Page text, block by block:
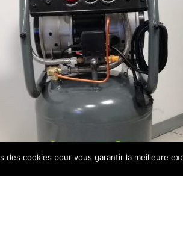
des cookies pour vous garantir la meilleure